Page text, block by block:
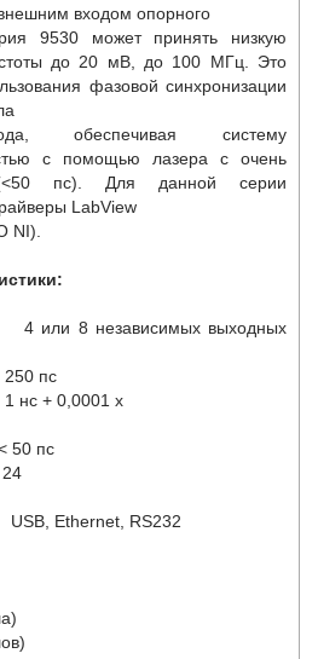
входом опорного
9530 может принять низкую
до 20 мВ, до 100 МГц. Это
фазовой синхронизации
обеспечивая систему
с помощью лазера с очень
пс). Для данной серии
LabView
NI).
4 или 8 независимых выходных
пс
х
RS232